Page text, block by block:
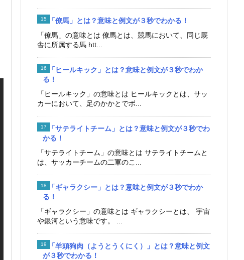
「僚馬」とは？意味と例文が３秒でわかる！
「僚馬」の意味とは 僚馬とは、競馬において、同じ厩
舎に所属する馬 htt...
「ヒールキック」とは？意味と例文が３秒でわか
る！
「ヒールキック」の意味とは ヒールキックとは、サッ
カーにおいて、足のかかとでボ...
「サテライトチーム」とは？意味と例文が３秒でわ
かる！
「サテライトチーム」の意味とは サテライトチームと
は、サッカーチームの二軍のこ...
「ギャラクシー」とは？意味と例文が３秒でわか
る！
「ギャラクシー」の意味とは ギャラクシーとは、 宇宙
や銀河という意味です。 ...
「羊頭狗肉（ようとうくにく）」とは？意味と例文
が３秒でわかる！